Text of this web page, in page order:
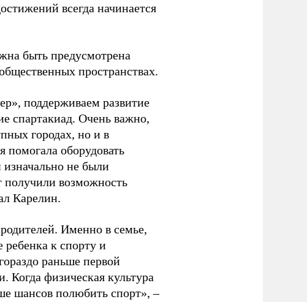
всегда начинается
быть предусмотрена
пространствах.
поддерживаем развитие
спартакиад. Очень важно,
городах, но и в
оборудовать
не были
получили возможность
Карелин.
Именно в семье,
к спорту и
раньше первой
Когда физическая культура
шансов полюбить спорт», –